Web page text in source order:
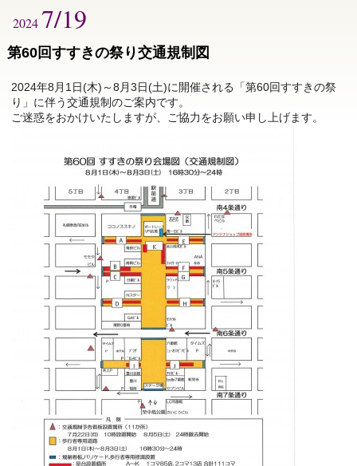
20247/19
第60回すすきの祭り交通規制図
2024年8月1日(木)～8月3日(土)に開催される「第60回すすきの祭
り」に伴う交通規制のご案内です。
ご迷惑をおかけいたしますが、ご協力をお願い申し上げます。